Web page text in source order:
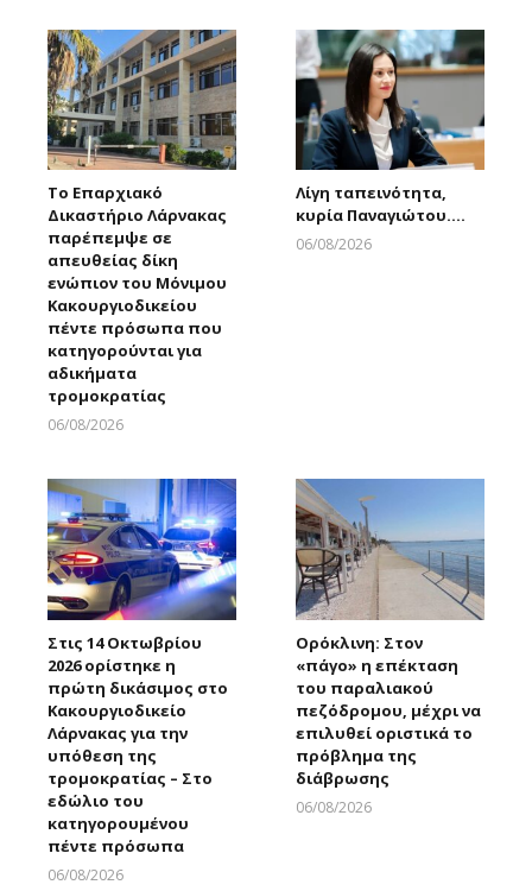
Το Επαρχιακό
Δικαστήριο Λάρνακας
παρέπεμψε σε
απευθείας δίκη
ενώπιον του Μόνιμου
Κακουργιοδικείου
πέντε πρόσωπα που
κατηγορούνται για
αδικήματα
τρομοκρατίας
06/08/2026
Λίγη ταπεινότητα,
κυρία Παναγιώτου….
06/08/2026
Στις 14 Οκτωβρίου
2026 ορίστηκε η
πρώτη δικάσιμος στο
Κακουργιοδικείο
Λάρνακας για την
υπόθεση της
τρομοκρατίας – Στο
εδώλιο του
κατηγορουμένου
πέντε πρόσωπα
06/08/2026
Ορόκλινη: Στον
«πάγο» η επέκταση
του παραλιακού
πεζόδρομου, μέχρι να
επιλυθεί οριστικά το
πρόβλημα της
διάβρωσης
06/08/2026